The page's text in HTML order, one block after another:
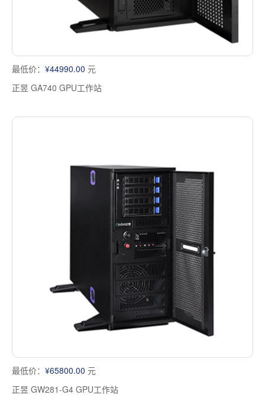
最低价： ¥44990.00 元
正昱 GA740 GPU工作站
最低价： ¥65800.00 元
正昱 GW281-G4 GPU工作站